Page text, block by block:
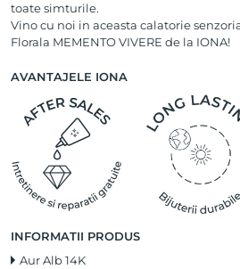
toate simturile.
Vino cu noi in aceasta calatorie
Florala MEMENTO VIVERE de la IONA!
AVANTAJELE IONA
INFORMATII PRODUS
Aur Alb 14K